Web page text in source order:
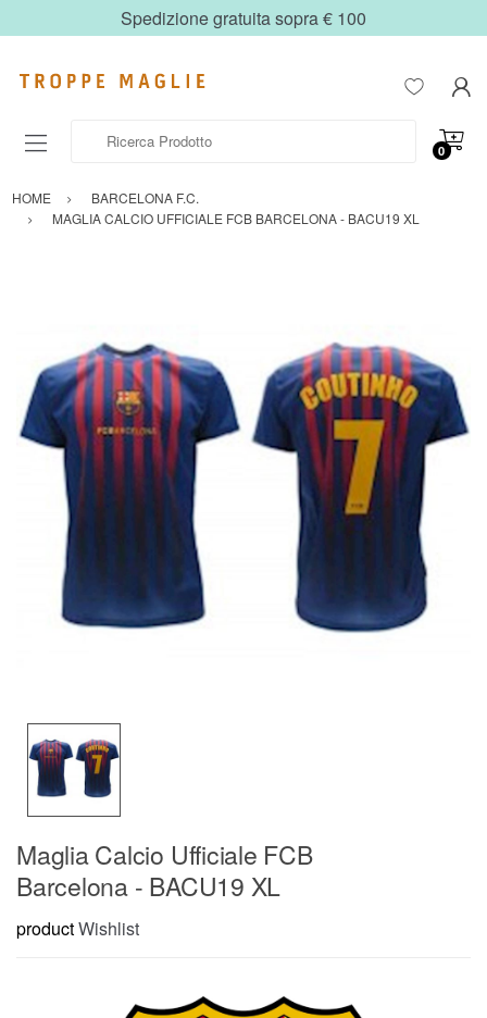
Spedizione gratuita sopra € 100
0
HOME
BARCELONA F.C.
MAGLIA CALCIO UFFICIALE FCB BARCELONA - BACU19 XL
Maglia Calcio Ufficiale FCB
Barcelona - BACU19 XL
productWishlist